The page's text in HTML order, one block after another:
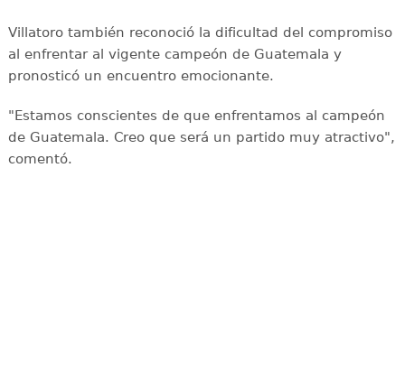
Villatoro también reconoció la dificultad del compromiso
al enfrentar al vigente campeón de Guatemala y
pronosticó un encuentro emocionante.
"Estamos conscientes de que enfrentamos al campeón
de Guatemala. Creo que será un partido muy atractivo",
comentó.